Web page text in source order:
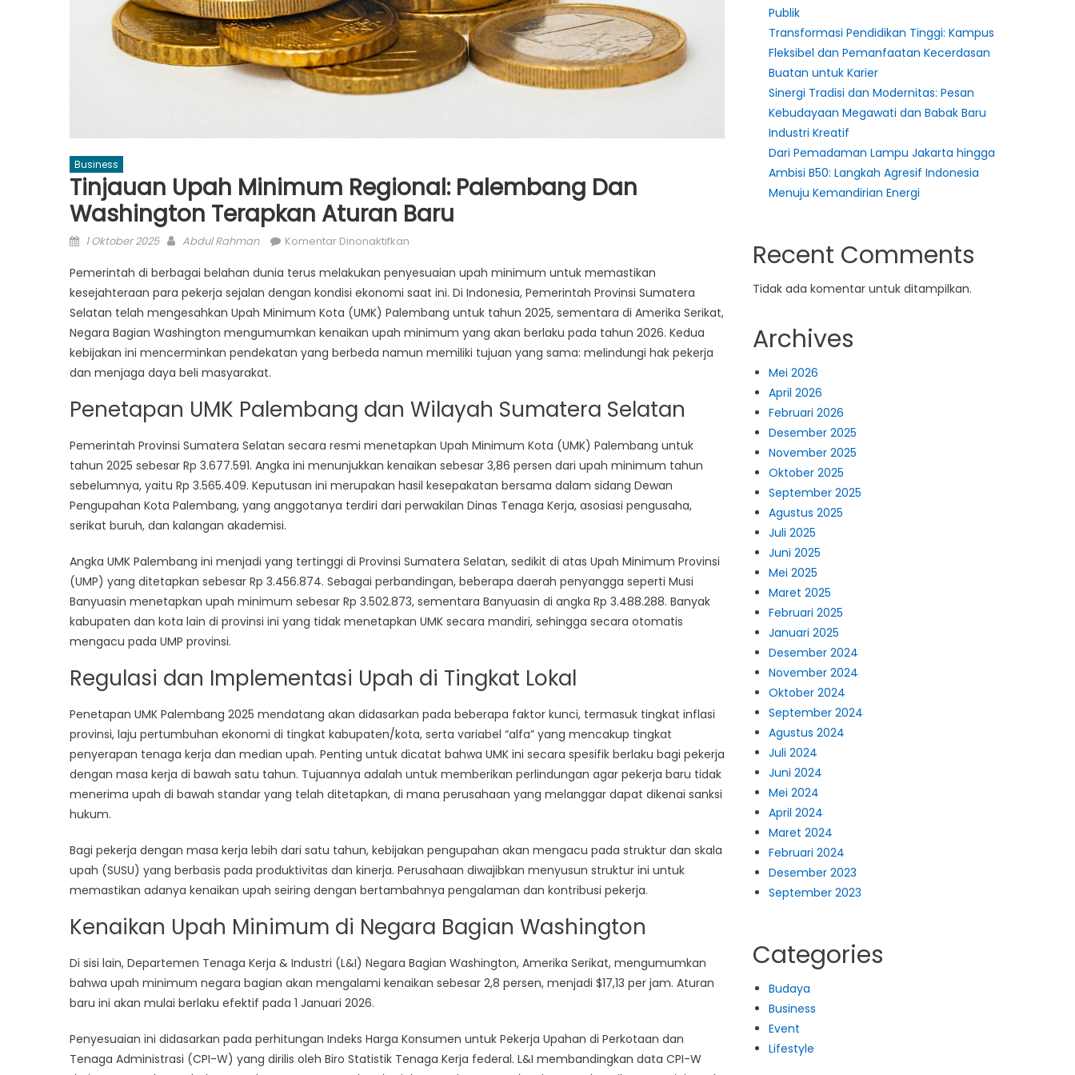
Business
Tinjauan Upah Minimum Regional: Palembang Dan
Washington Terapkan Aturan Baru
Posted
1 Oktober 2025 Author
Abdul Rahman Komentar Dinonaktifkan
Upah
Minimum
Regional:
Palembang
dan
Aturan
Pemerintah di berbagai belahan dunia terus melakukan penyesuaian upah minimum untuk memastikan
kesejahteraan para pekerja sejalan dengan kondisi ekonomi saat ini. Di Indonesia, Pemerintah Provinsi Sumatera
Selatan telah mengesahkan Upah Minimum Kota (UMK) Palembang untuk tahun 2025, sementara di Amerika Serikat,
Negara Bagian Washington mengumumkan kenaikan upah minimum yang akan berlaku pada tahun 2026. Kedua
kebijakan ini mencerminkan pendekatan yang berbeda namun memiliki tujuan yang sama: melindungi hak pekerja
dan menjaga daya beli masyarakat.
Penetapan UMK Palembang dan Wilayah Sumatera Selatan
Pemerintah Provinsi Sumatera Selatan secara resmi menetapkan Upah Minimum Kota (UMK) Palembang untuk
tahun 2025 sebesar Rp 3.677.591. Angka ini menunjukkan kenaikan sebesar 3,86 persen dari upah minimum tahun
sebelumnya, yaitu Rp 3.565.409. Keputusan ini merupakan hasil kesepakatan bersama dalam sidang Dewan
Pengupahan Kota Palembang, yang anggotanya terdiri dari perwakilan Dinas Tenaga Kerja, asosiasi pengusaha,
serikat buruh, dan kalangan akademisi.
Angka UMK Palembang ini menjadi yang tertinggi di Provinsi Sumatera Selatan, sedikit di atas Upah Minimum Provinsi
(UMP) yang ditetapkan sebesar Rp 3.456.874. Sebagai perbandingan, beberapa daerah penyangga seperti Musi
Banyuasin menetapkan upah minimum sebesar Rp 3.502.873, sementara Banyuasin di angka Rp 3.488.288. Banyak
kabupaten dan kota lain di provinsi ini yang tidak menetapkan UMK secara mandiri, sehingga secara otomatis
mengacu pada UMP provinsi.
Regulasi dan Implementasi Upah di Tingkat Lokal
Penetapan UMK Palembang 2025 mendatang akan didasarkan pada beberapa faktor kunci, termasuk tingkat inflasi
provinsi, laju pertumbuhan ekonomi di tingkat kabupaten/kota, serta variabel “alfa” yang mencakup tingkat
penyerapan tenaga kerja dan median upah. Penting untuk dicatat bahwa UMK ini secara spesifik berlaku bagi pekerja
dengan masa kerja di bawah satu tahun. Tujuannya adalah untuk memberikan perlindungan agar pekerja baru tidak
menerima upah di bawah standar yang telah ditetapkan, di mana perusahaan yang melanggar dapat dikenai sanksi
hukum.
Bagi pekerja dengan masa kerja lebih dari satu tahun, kebijakan pengupahan akan mengacu pada struktur dan skala
upah (SUSU) yang berbasis pada produktivitas dan kinerja. Perusahaan diwajibkan menyusun struktur ini untuk
memastikan adanya kenaikan upah seiring dengan bertambahnya pengalaman dan kontribusi pekerja.
Kenaikan Upah Minimum di Negara Bagian Washington
Di sisi lain, Departemen Tenaga Kerja & Industri (L&I) Negara Bagian Washington, Amerika Serikat, mengumumkan
bahwa upah minimum negara bagian akan mengalami kenaikan sebesar 2,8 persen, menjadi $17,13 per jam. Aturan
baru ini akan mulai berlaku efektif pada 1 Januari 2026.
Penyesuaian ini didasarkan pada perhitungan Indeks Harga Konsumen untuk Pekerja Upahan di Perkotaan dan
Tenaga Administrasi (CPI-W) yang dirilis oleh Biro Statistik Tenaga Kerja federal. L&I membandingkan data CPI-W
Publik
Transformasi Pendidikan Tinggi: Kampus
Fleksibel dan Pemanfaatan Kecerdasan
Buatan untuk Karier
Sinergi Tradisi dan Modernitas: Pesan
Kebudayaan Megawati dan Babak Baru
Industri Kreatif
Dari Pemadaman Lampu Jakarta hingga
Ambisi B50: Langkah Agresif Indonesia
Menuju Kemandirian Energi
Recent Comments
Tidak ada komentar untuk ditampilkan.
Archives
Mei 2026
April 2026
Februari 2026
Desember 2025
November 2025
Oktober 2025
September 2025
Agustus 2025
Juli 2025
Juni 2025
Mei 2025
Maret 2025
Februari 2025
Januari 2025
Desember 2024
November 2024
Oktober 2024
September 2024
Agustus 2024
Juli 2024
Juni 2024
Mei 2024
April 2024
Maret 2024
Februari 2024
Desember 2023
September 2023
Categories
Budaya
Business
Event
Lifestyle